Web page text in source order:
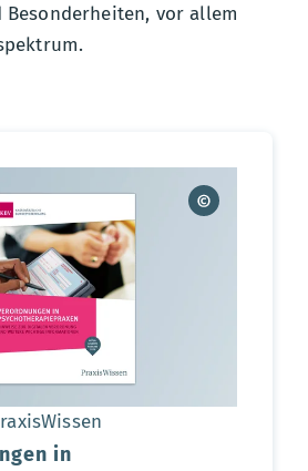
Besonderheiten, vor allem
in